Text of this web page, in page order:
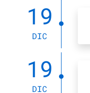
19
DIC
19
DIC